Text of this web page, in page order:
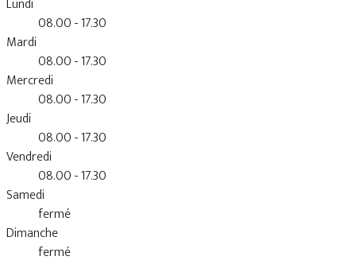
08.00 - 17.30
Mardi
08.00 - 17.30
Mercredi
08.00 - 17.30
Jeudi
08.00 - 17.30
Vendredi
08.00 - 17.30
Samedi
fermé
Dimanche
fermé